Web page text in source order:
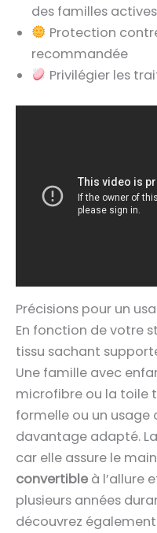
des familles actives
Protection
recommandée
Privilégier les
Précisions pour un
En fonction de votre
tissu sachant
Une famille avec
microfibre ou la toile
formelle ou un usage
davantage adapté.
car elle assure le
convertible à l’allure
plusieurs années
découvrez